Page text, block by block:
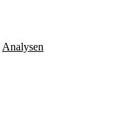
Analysen